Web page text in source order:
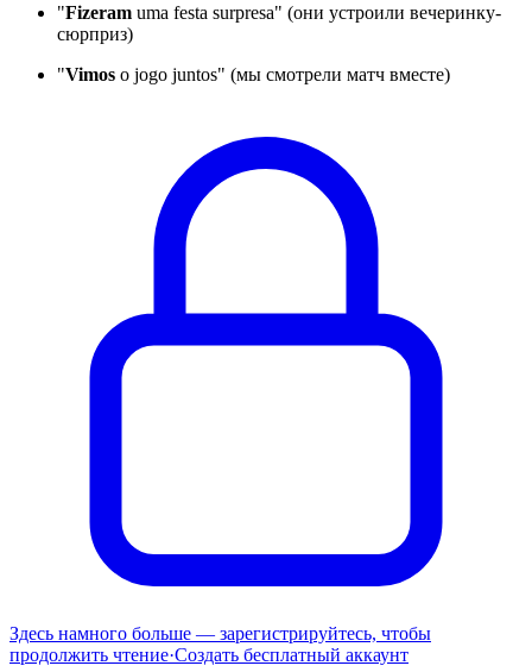
"Fizeram uma festa surpresa" (они устроили вечеринку-
сюрприз)
"Vimos o jogo juntos" (мы смотрели матч вместе)
Здесь намного больше — зарегистрируйтесь, чтобы
продолжить чтение·Создать бесплатный аккаунт